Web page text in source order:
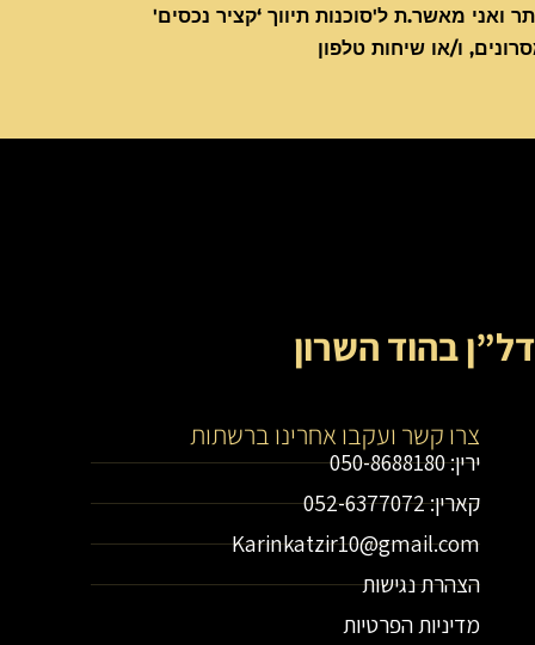
ואני מאשר.ת ל'סוכנות תיווך ‘קציר נכסים'
ו/או שיחות טלפון
בהוד השרון
צרו קשר ועקבו אחרינו ברשתות
ירין: 050-8688180
קארין: 052-6377072
Karinkatzir10@gmail.com
הצהרת נגישות
מדיניות הפרטיות